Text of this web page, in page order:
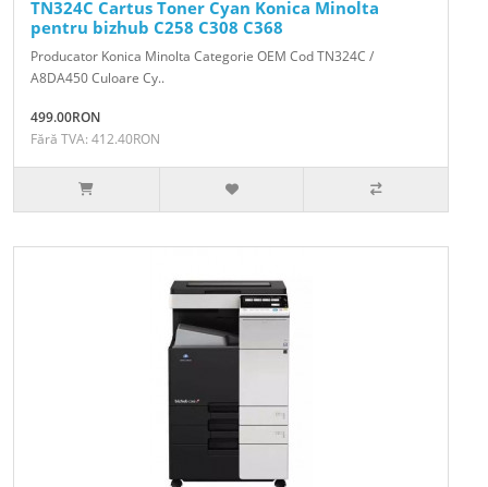
TN324C Cartus Toner Cyan Konica Minolta
pentru bizhub C258 C308 C368
Producator Konica Minolta Categorie OEM Cod TN324C /
A8DA450 Culoare Cy..
499.00RON
Fără TVA: 412.40RON